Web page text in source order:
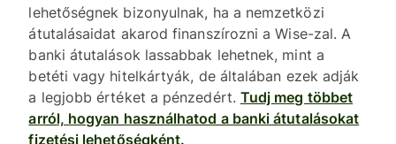
lehetőségnek bizonyulnak, ha a nemzetközi
átutalásaidat akarod finanszírozni a Wise-zal. A
banki átutalások lassabbak lehetnek, mint a
betéti vagy hitelkártyák, de általában ezek adják
a legjobb értéket a pénzedért. Tudj meg többet
arról, hogyan használhatod a banki átutalásokat
fizetési lehetőségként.